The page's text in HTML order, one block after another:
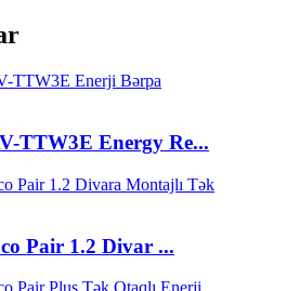
TTW3E Energy Re...
Pair 1.2 Divar ...